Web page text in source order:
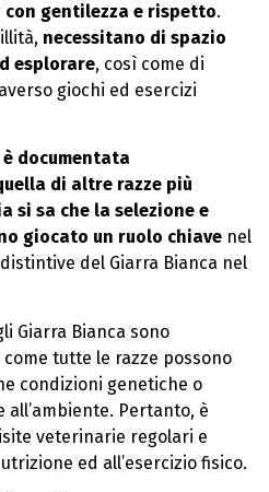
gentilezza e rispetto.
necessitano di spazio
esplorare, così come di
giochi ed esercizi
documentata
di altre razze più
si sa che la selezione e
giocato un ruolo chiave nel
del Giarra Bianca nel
Giarra Bianca sono
tutte le razze possono
condizioni genetiche o
Pertanto, è
veterinarie regolari e
ed all’esercizio fisico.